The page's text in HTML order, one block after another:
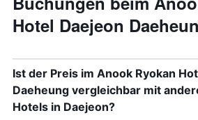
Hotel Daejeon
Ist der Preis im Anook Ryokan
Daeheung vergleichbar mit
Hotels in Daejeon?